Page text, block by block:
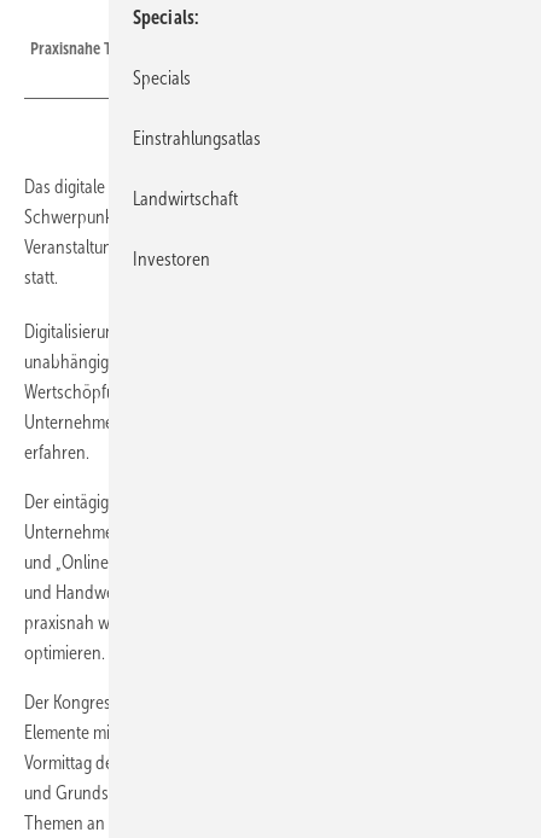
Praxisnahe Tipps verspricht das Forum Handwerk Digital.
Das digitale Büro und die Möglichkeiten des digitalen Marketings sind
Schwerpunkte beim diesjährigen Forum Handwerk Digital. Die
Veranstaltung findet am 7. November 2019 in Kernen bei Stuttgart
statt.
Digitalisierung macht jedes Handwerksunternehmen besser –
unabhängig von seiner Größe. Welche Faktoren dazu beitragen, eine
Wertschöpfung in größerem Maßstab zu erzielen, können
Unternehmer und Entscheider aus dem Handwerk an diesem Tag
erfahren.
Der eintägige Kongress verspricht Impulse für mehr Effizienz im
Unternehmen. Schwerpunkte in diesem Jahr sind „Das digitale Büro“
und „Onlinemarketing“. Das Programm wird von Branchenexperten
und Handwerksunternehmern gestaltet. Sie zeigen, wie sich Betriebe
praxisnah weiterentwickeln und das operative Tagesgeschäft
optimieren.
Der Kongress findet am 7. November statt. Er verbindet theoretische
Elemente mit praktischen Ansätzen. Konkret bedeutet das: Am
Vormittag der Veranstaltung erläutern Impulsreferate Hintergründe
und Grundsätzliches, am Nachmittag knüpfen eine Workshops an die
Themen an und zeigen, wo sich im Betriebsalltag lohnenswerte
Specials
Specials
Einstrahlungsatlas
Landwirtschaft
Investoren